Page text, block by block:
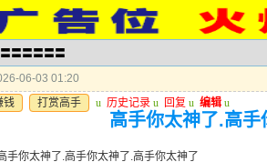
〓〓〓〓〓
06-03 01:20
钱
打赏高手 u 历史记录 u 回复 u 编辑 u
高手你太神了.高
手你太神了.高手你太神了.高手你太神了